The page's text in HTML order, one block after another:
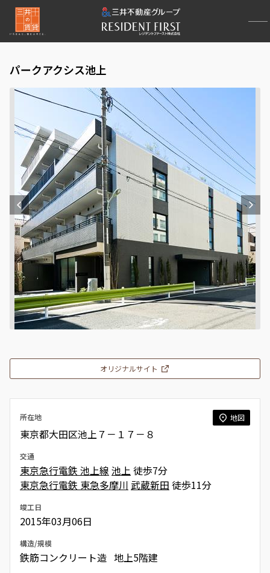
パークアクシス池上
オリジナルサイト
所在地 地図
東京都大田区池上７－１７－８
交通
東京急行電鉄 池上線 池上 徒歩7分
東京急行電鉄 東急多摩川 武蔵新田 徒歩11分
竣工日
2015年03月06日
構造/規模
鉄筋コンクリート造 地上5階建